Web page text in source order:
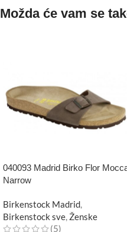
Možda će vam se
040093 Madrid Birko Flor
Narrow
Birkenstock Madrid,
Birkenstock sve, Ženske
(5)